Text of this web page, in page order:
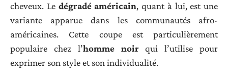
cheveux. Le dégradé américain, quant à lui, est une
variante apparue dans les communautés afro-
américaines. Cette coupe est particulièrement
populaire chez l’homme noirqui l’utilise pour
exprimer son style et son individualité.